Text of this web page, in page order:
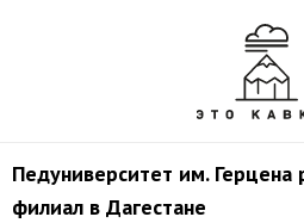
Педуниверситет им. Герцена
филиал в Дагестане